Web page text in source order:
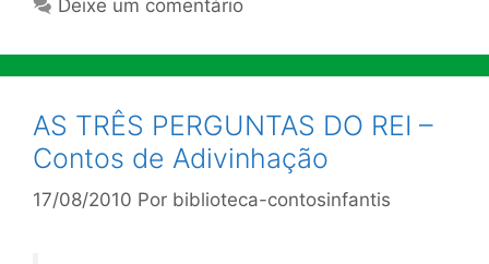
Deixe um comentário
AS TRÊS PERGUNTAS DO REI –
Contos de Adivinhação
17/08/2010 Por biblioteca-contosinfantis